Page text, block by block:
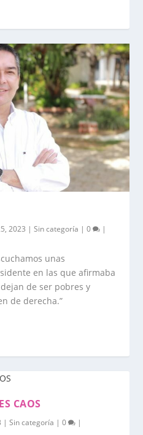
2023 |Sin categoría |0 |
unas
en las que afirmaba
de ser pobres y
de derecha.”
CAOS
|Sin categoría |0 |